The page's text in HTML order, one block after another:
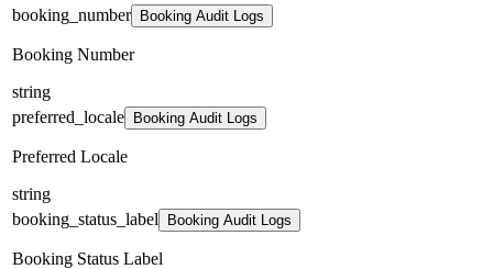
booking_number
Booking Audit Logs
Booking Number
string
preferred_locale
Booking Audit Logs
Preferred Locale
string
booking_status_label
Booking Audit Logs
Booking Status Label